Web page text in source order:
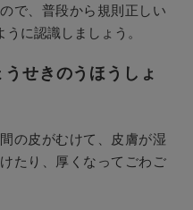
で、普段から規則正しい
に認識しましょう。
せきのうほうしょ
の皮がむけて、皮膚が湿
たり、厚くなってごわご